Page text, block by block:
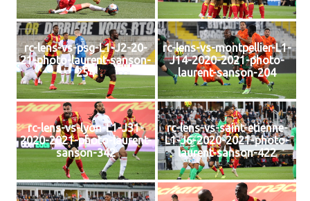
rc-lens-vs-psg-L1-J2-20-
21-photo-laurent-sanson-
254
rc-lens-vs-montpellier-L1-
J14-2020-2021-photo-
laurent-sanson-204
rc-lens-vs-lyon-L1-J31-
2020-2021-photo-laurent-
sanson-342
rc-lens-vs-saint-etienne-
L1-J6-2020-2021-photo-
laurent-sanson-422